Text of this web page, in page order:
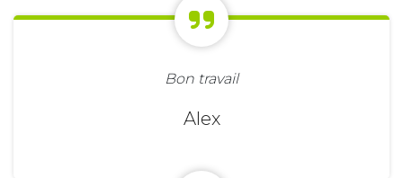
Bon travail
Alex